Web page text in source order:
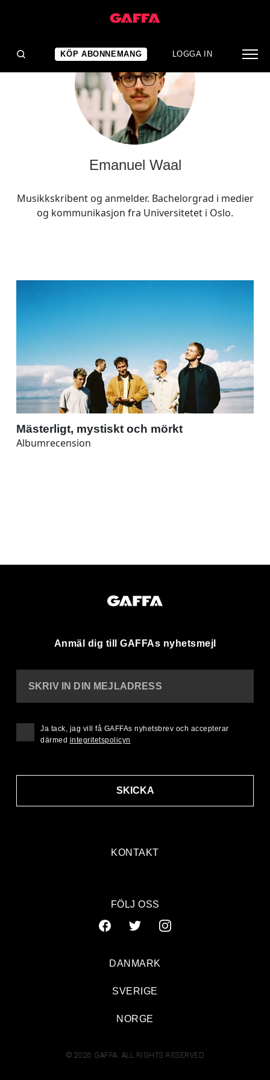
KÖP ABONNEMANG LOGGA IN
Emanuel Waal
Musikkskribent og anmelder. Bachelorgrad i medier
og kommunikasjon fra Universitetet i Oslo.
Mästerligt, mystiskt och mörkt
Albumrecension
Anmäl dig till GAFFAs nyhetsmejl
KONTAKT
SKRIV IN DIN MEJLADRESS
SKICKA
Ja tack, jag vill få GAFFAs nyhetsbrev och accepterar
därmed integritetspolicyn
FÖLJ OSS
© 2026 GAFFA. ALL RIGHTS RESERVED
DANMARK
SVERIGE
NORGE